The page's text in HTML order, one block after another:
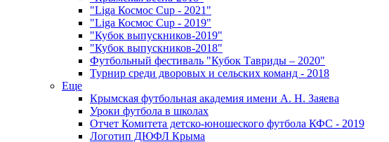
"Liga Космос Cup - 2021"
"Liga Космос Cup - 2019"
"Кубок выпускников-2019"
"Кубок выпускников-2018"
Футбольный фестиваль "Кубок Тавриды – 2020"
Турнир среди дворовых и сельских команд - 2018
Еще
Крымская футбольная академия имени А. Н. Заяева
Уроки футбола в школах
Отчет Комитета детско-юношеского футбола КФС - 2019
Логотип ДЮФЛ Крыма